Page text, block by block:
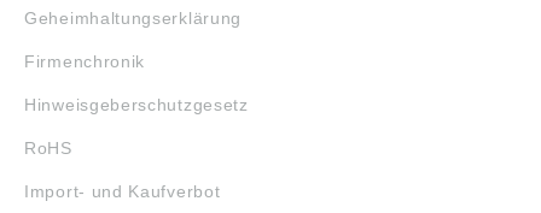
Geheimhaltungserklärung
Firmenchronik
Hinweisgeberschutzgesetz
RoHS
Import- und Kaufverbot